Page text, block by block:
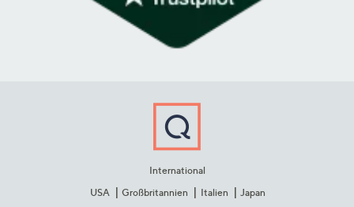
International
USA
Großbritannien Italien Japan